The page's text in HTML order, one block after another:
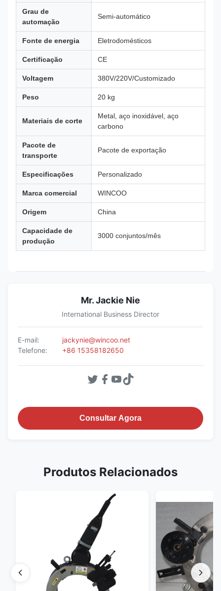
Grau de
automação
Semi-automático
Fonte de energia Eletrodomésticos
Certificação CE
Voltagem 380V/220V/Customizado
Peso 20 kg
Materiais de corte
Metal, aço inoxidável, aço
carbono
Pacote de
transporte
Pacote de exportação
Especificações Personalizado
Marca comercial WINCOO
Origem China
Capacidade de
produção
3000 conjuntos/mês
Mr. Jackie Nie
International Business Director
E-mail:
jackynie@wincoo.net
Telefone:
+86 15358182650
Consultar Agora
Produtos Relacionados